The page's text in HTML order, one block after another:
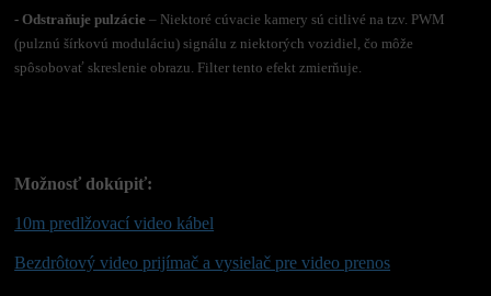
- Odstraňuje pulzácie – Niektoré cúvacie kamery sú citlivé na tzv. PWM
(pulznú šírkovú moduláciu) signálu z niektorých vozidiel, čo môže
spôsobovať skreslenie obrazu. Filter tento efekt zmierňuje.
Možnosť dokúpiť:
10m predlžovací video kábel
Bezdrôtový video prijímač a vysielač pre video prenos